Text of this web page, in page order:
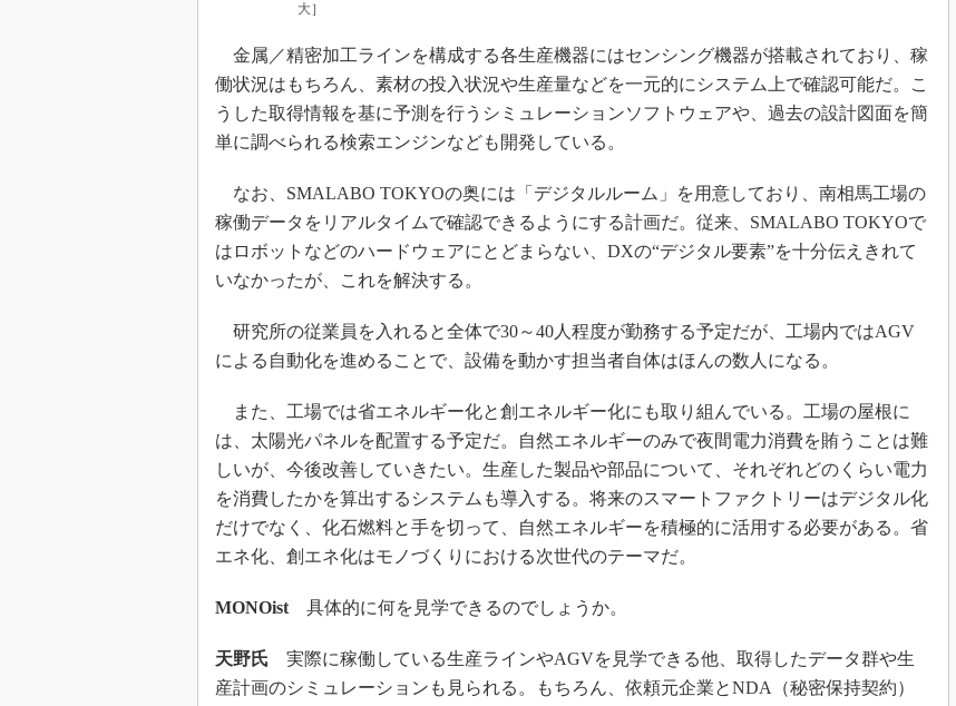
大］
金属／精密加工ラインを構成する各生産機器にはセンシング機器が搭載されており、稼
働状況はもちろん、素材の投入状況や生産量などを一元的にシステム上で確認可能だ。こ
うした取得情報を基に予測を行うシミュレーションソフトウェアや、過去の設計図面を簡
単に調べられる検索エンジンなども開発している。
なお、SMALABO TOKYOの奥には「デジタルルーム」を用意しており、南相馬工場の
稼働データをリアルタイムで確認できるようにする計画だ。従来、SMALABO TOKYOで
はロボットなどのハードウェアにとどまらない、DXの“デジタル要素”を十分伝えきれて
いなかったが、これを解決する。
研究所の従業員を入れると全体で30～40人程度が勤務する予定だが、工場内ではAGV
による自動化を進めることで、設備を動かす担当者自体はほんの数人になる。
また、工場では省エネルギー化と創エネルギー化にも取り組んでいる。工場の屋根に
は、太陽光パネルを配置する予定だ。自然エネルギーのみで夜間電力消費を賄うことは難
しいが、今後改善していきたい。生産した製品や部品について、それぞれどのくらい電力
を消費したかを算出するシステムも導入する。将来のスマートファクトリーはデジタル化
だけでなく、化石燃料と手を切って、自然エネルギーを積極的に活用する必要がある。省
エネ化、創エネ化はモノづくりにおける次世代のテーマだ。
MONOist 具体的に何を見学できるのでしょうか。
天野氏 実際に稼働している生産ラインやAGVを見学できる他、取得したデータ群や生
産計画のシミュレーションも見られる。もちろん、依頼元企業とNDA（秘密保持契約）